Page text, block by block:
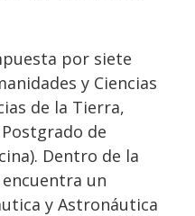
por siete
y Ciencias
de la Tierra,
de
Dentro de la
encuentra un
y Astronáutica